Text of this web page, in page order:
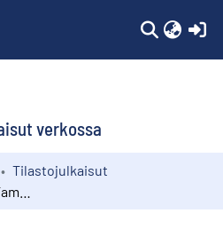
verkossa
Tilastojulkaisut